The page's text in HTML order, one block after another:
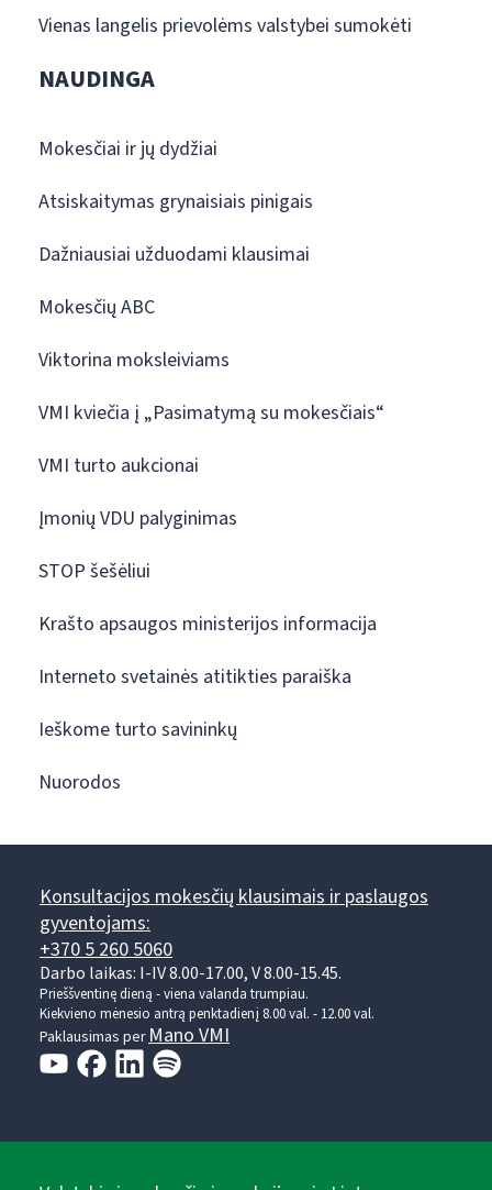
Vienas langelis prievolėms valstybei sumokėti
NAUDINGA
Mokesčiai ir jų dydžiai
Atsiskaitymas grynaisiais pinigais
Dažniausiai užduodami klausimai
Mokesčių ABC
Viktorina moksleiviams
VMI kviečia į „Pasimatymą su mokesčiais“
VMI turto aukcionai
Įmonių VDU palyginimas
STOP šešėliui
Krašto apsaugos ministerijos informacija
Interneto svetainės atitikties paraiška
Ieškome turto savininkų
Nuorodos
Konsultacijos mokesčių klausimais ir paslaugos
gyventojams:
+370 5 260 5060
Darbo laikas: I-IV 8.00-17.00, V 8.00-15.45.
Prieššventinę dieną - viena valanda trumpiau.
Kiekvieno mėnesio antrą penktadienį 8.00 val. - 12.00 val.
Paklausimas perMano VMI